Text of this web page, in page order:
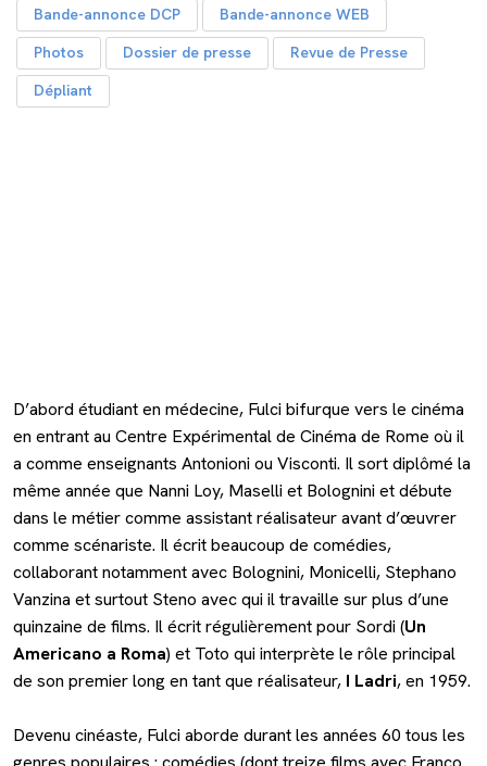
Bande-annonce DCP
Bande-annonce WEB
Photos
Dossier de presse
Revue de Presse
Dépliant
D’abord étudiant en médecine, Fulci bifurque vers le cinéma
en entrant au Centre Expérimental de Cinéma de Rome où il
a comme enseignants Antonioni ou Visconti. Il sort diplômé la
même année que Nanni Loy, Maselli et Bolognini et débute
dans le métier comme assistant réalisateur avant d’œuvrer
comme scénariste. Il écrit beaucoup de comédies,
collaborant notamment avec Bolognini, Monicelli, Stephano
Vanzina et surtout Steno avec qui il travaille sur plus d’une
quinzaine de films. Il écrit régulièrement pour Sordi (Un
Americano a Roma) et Toto qui interprète le rôle principal
de son premier long en tant que réalisateur, I Ladri, en 1959.
Devenu cinéaste, Fulci aborde durant les années 60 tous les